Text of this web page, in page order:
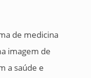
de medicina
imagem de
a saúde e